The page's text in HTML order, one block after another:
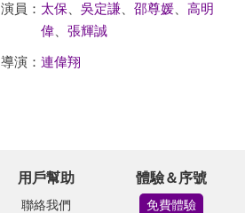
演員： 太保 吳定謙、 邵尊媛、 高明
偉、 張輝誠
導演： 連偉翔
用戶幫助
聯絡我們
體驗＆序號
免費體驗